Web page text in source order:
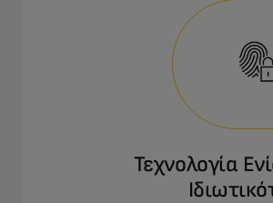
Τεχνολογία